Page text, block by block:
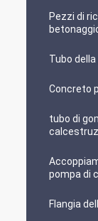
Pezzi di
Tubo
Concreto
tubo di
pompa di
Flangia